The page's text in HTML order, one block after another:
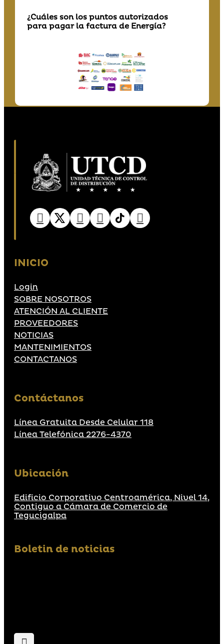
¿Cuáles son los puntos autorizados
para pagar la factura de Energía?
INICIO
Login
SOBRE NOSOTROS
ATENCIÓN AL CLIENTE
PROVEEDORES
NOTICIAS
MANTENIMIENTOS
CONTACTANOS
Contáctanos
Línea Gratuita Desde Celular 118
Línea Telefónica 2276-4370
Ubicación
Edificio Corporativo Centroamérica, Nivel 14,
Contiguo a Cámara de Comercio de
Tegucigalpa
Boletin de noticias